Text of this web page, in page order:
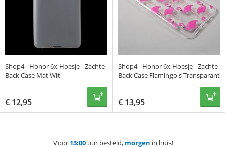
Shop4 - Honor 6x Hoesje - Zachte
Back Case Mat Wit
€ 12,95
Shop4 - Honor 6x Hoesje - Zachte
Back Case Flamingo's Transparant
€ 13,95
Voor 13:00uur besteld, morgen in huis!